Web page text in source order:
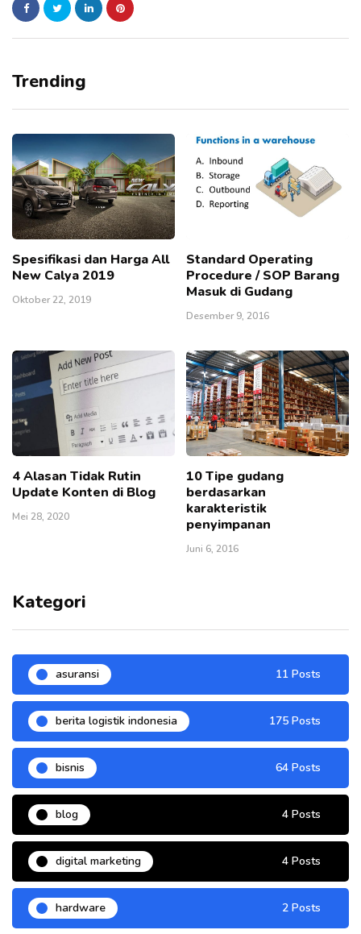
Trending
Spesifikasi dan Harga All
New Calya 2019
Oktober 22, 2019
Standard Operating
Procedure / SOP Barang
Masuk di Gudang
Desember 9, 2016
4 Alasan Tidak Rutin
Update Konten di Blog
Mei 28, 2020
10 Tipe gudang
berdasarkan
karakteristik
penyimpanan
Juni 6, 2016
Kategori
asuransi 11 Posts
berita logistik indonesia 175 Posts
bisnis 64 Posts
blog 4 Posts
digital marketing 4 Posts
hardware 2 Posts